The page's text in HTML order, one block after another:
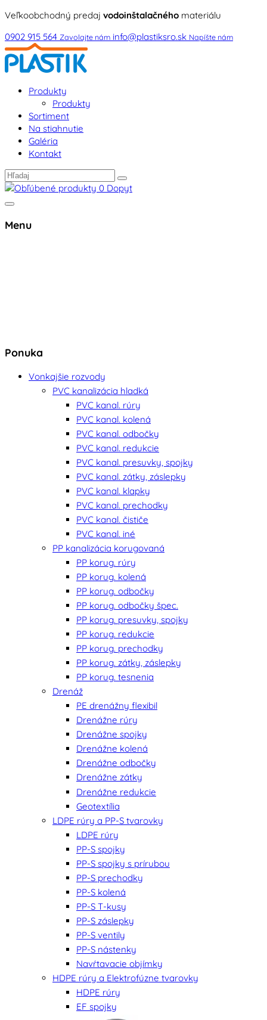
Veľkoobchodný predaj vodoinštalačného materiálu
0902 915 564 Zavolajte nám info@plastiksro.sk Napíšte nám
Produkty
Produkty
Sortiment
Na stiahnutie
Galéria
Kontakt
0 Dopyt
Menu
Ponuka
Vonkajšie rozvody
PVC kanalizácia hladká
PVC kanal. rúry
PVC kanal. kolená
PVC kanal. odbočky
PVC kanal. redukcie
PVC kanal. presuvky, spojky
PVC kanal. zátky, záslepky
PVC kanal. klapky
PVC kanal. prechodky
PVC kanal. čističe
PVC kanal. iné
PP kanalizácia korugovaná
PP korug. rúry
PP korug. kolená
PP korug. odbočky
PP korug. odbočky špec.
PP korug. presuvky, spojky
PP korug. redukcie
PP korug. prechodky
PP korug. zátky, záslepky
PP korug. tesnenia
Drenáž
PE drenážny flexibil
Drenážne rúry
Drenážne spojky
Drenážne kolená
Drenážne odbočky
Drenážne zátky
Drenážne redukcie
Geotextília
LDPE rúry a PP-S tvarovky
LDPE rúry
PP-S spojky
PP-S spojky s prírubou
PP-S prechodky
PP-S kolená
PP-S T-kusy
PP-S záslepky
PP-S ventily
PP-S nástenky
Navŕtavacie objímky
HDPE rúry a Elektrofúzne tvarovky
HDPE rúry
EF spojky